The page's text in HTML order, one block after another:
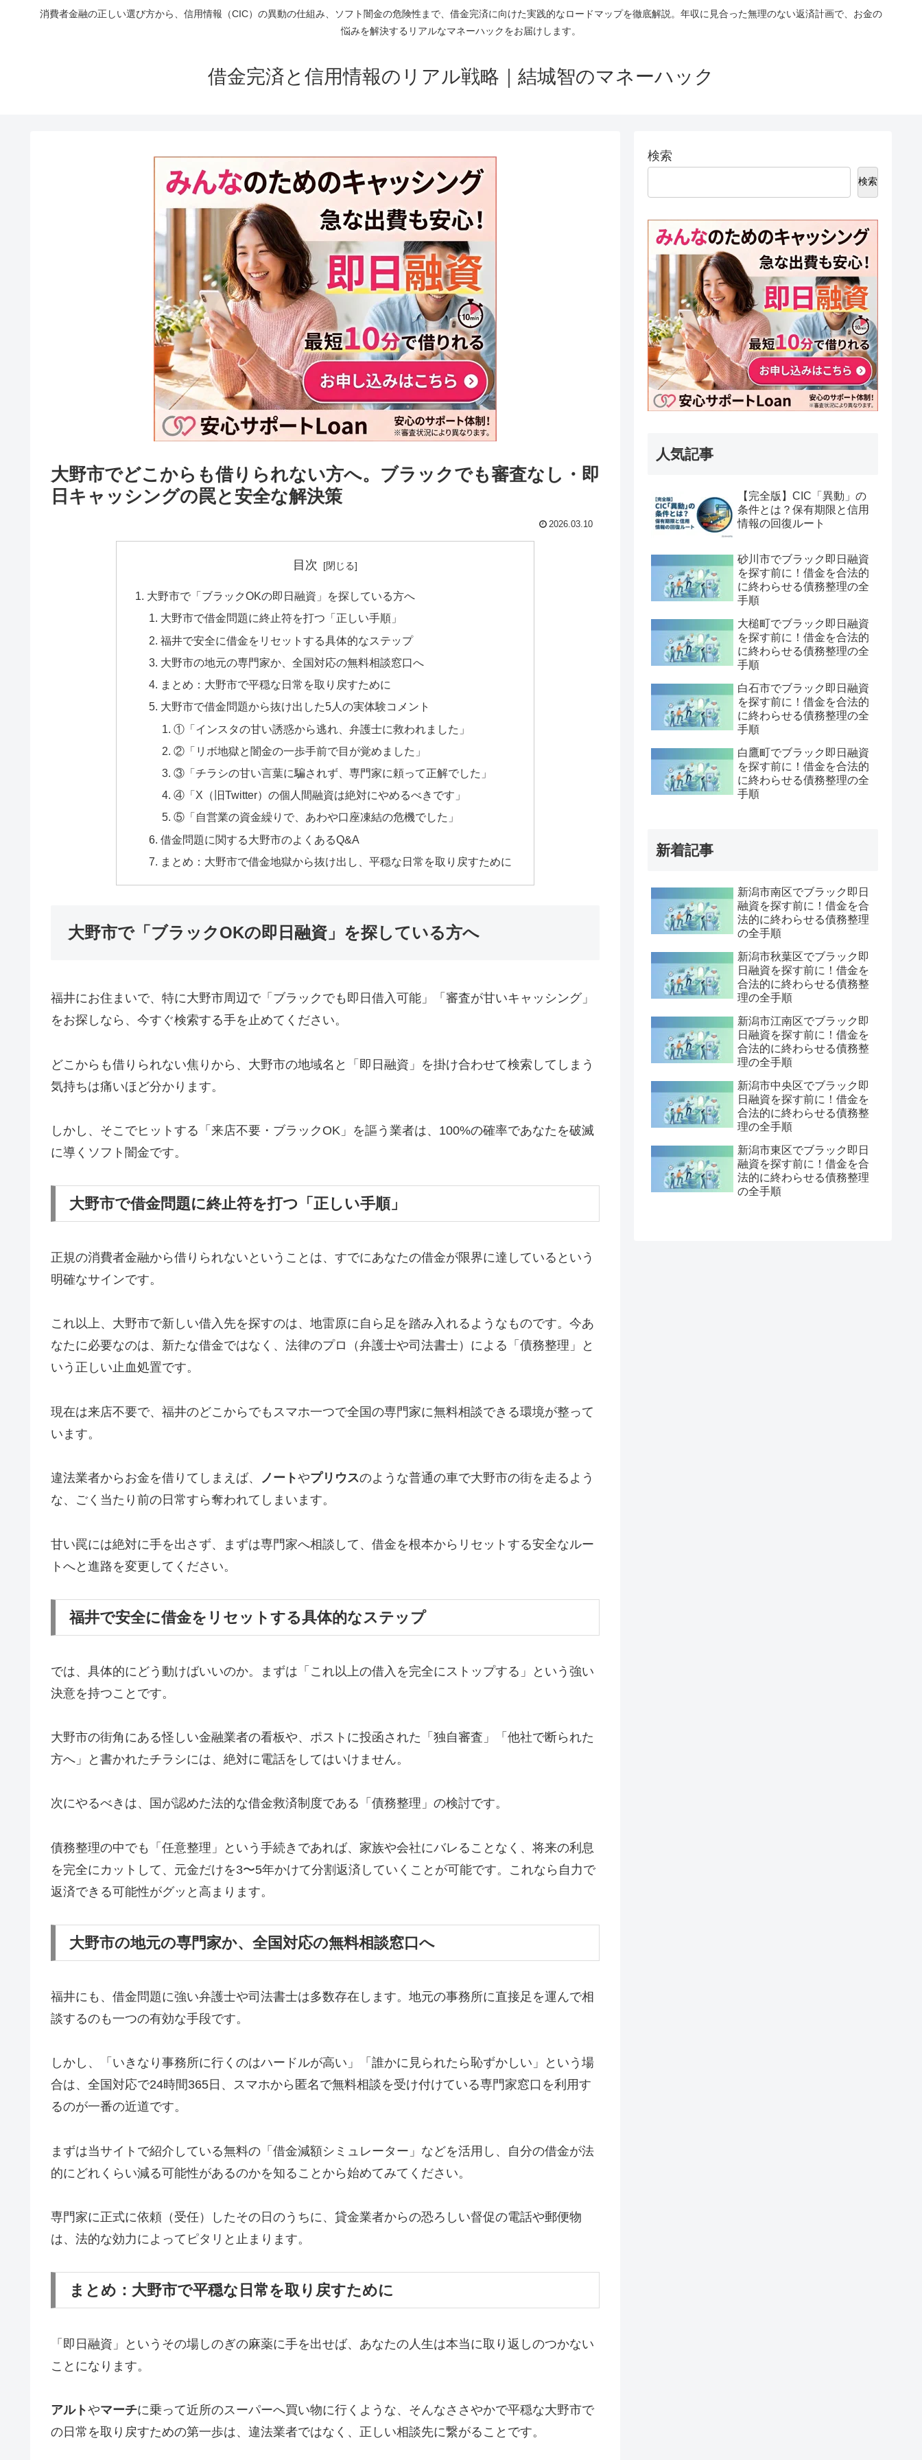
消費者金融の正しい選び方から、信用情報（CIC）の異動の仕組み、ソフト闇金の危険性まで、借金完済に向けた実践的なロードマップを徹底解説。年収に見合った無理のない返済計画で、お金の
悩みを解決するリアルなマネーハックをお届けします。
借金完済と信用情報のリアル戦略｜結城智のマネーハック
大野市でどこからも借りられない方へ。ブラックでも審査なし・即
日キャッシングの罠と安全な解決策
2026.03.10
目次
大野市で「ブラックOKの即日融資」を探している方へ
大野市で借金問題に終止符を打つ「正しい手順」
福井で安全に借金をリセットする具体的なステップ
大野市の地元の専門家か、全国対応の無料相談窓口へ
まとめ：大野市で平穏な日常を取り戻すために
大野市で借金問題から抜け出した5人の実体験コメント
①「インスタの甘い誘惑から逃れ、弁護士に救われました」
②「リボ地獄と闇金の一歩手前で目が覚めました」
③「チラシの甘い言葉に騙されず、専門家に頼って正解でした」
④「X（旧Twitter）の個人間融資は絶対にやめるべきです」
⑤「自営業の資金繰りで、あわや口座凍結の危機でした」
借金問題に関する大野市のよくあるQ&A
まとめ：大野市で借金地獄から抜け出し、平穏な日常を取り戻すために
大野市で「ブラックOKの即日融資」を探している方へ
福井にお住まいで、特に大野市周辺で「ブラックでも即日借入可能」「審査が甘いキャッシング」
をお探しなら、今すぐ検索する手を止めてください。
どこからも借りられない焦りから、大野市の地域名と「即日融資」を掛け合わせて検索してしまう
気持ちは痛いほど分かります。
しかし、そこでヒットする「来店不要・ブラックOK」を謳う業者は、100%の確率であなたを破滅
に導くソフト闇金です。
大野市で借金問題に終止符を打つ「正しい手順」
正規の消費者金融から借りられないということは、すでにあなたの借金が限界に達しているという
明確なサインです。
これ以上、大野市で新しい借入先を探すのは、地雷原に自ら足を踏み入れるようなものです。今あ
なたに必要なのは、新たな借金ではなく、法律のプロ（弁護士や司法書士）による「債務整理」と
いう正しい止血処置です。
現在は来店不要で、福井のどこからでもスマホ一つで全国の専門家に無料相談できる環境が整って
います。
違法業者からお金を借りてしまえば、 ノートやプリウスのような普通の車で大野市の街を走るよう
な、ごく当たり前の日常すら奪われてしまいます。
甘い罠には絶対に手を出さず、まずは専門家へ相談して、借金を根本からリセットする安全なルー
トへと進路を変更してください。
福井で安全に借金をリセットする具体的なステップ
では、具体的にどう動けばいいのか。まずは「これ以上の借入を完全にストップする」という強い
決意を持つことです。
大野市の街角にある怪しい金融業者の看板や、ポストに投函された「独自審査」「他社で断られた
方へ」と書かれたチラシには、絶対に電話をしてはいけません。
次にやるべきは、国が認めた法的な借金救済制度である「債務整理」の検討です。
債務整理の中でも「任意整理」という手続きであれば、家族や会社にバレることなく、将来の利息
を完全にカットして、元金だけを3〜5年かけて分割返済していくことが可能です。これなら自力で
返済できる可能性がグッと高まります。
大野市の地元の専門家か、全国対応の無料相談窓口へ
福井にも、借金問題に強い弁護士や司法書士は多数存在します。地元の事務所に直接足を運んで相
談するのも一つの有効な手段です。
しかし、「いきなり事務所に行くのはハードルが高い」「誰かに見られたら恥ずかしい」という場
合は、全国対応で24時間365日、スマホから匿名で無料相談を受け付けている専門家窓口を利用す
るのが一番の近道です。
まずは当サイトで紹介している無料の「借金減額シミュレーター」などを活用し、自分の借金が法
的にどれくらい減る可能性があるのかを知ることから始めてみてください。
専門家に正式に依頼（受任）したその日のうちに、貸金業者からの恐ろしい督促の電話や郵便物
は、法的な効力によってピタリと止まります。
まとめ：大野市で平穏な日常を取り戻すために
「即日融資」というその場しのぎの麻薬に手を出せば、あなたの人生は本当に取り返しのつかない
ことになります。
アルトやマーチに乗って近所のスーパーへ買い物に行くような、そんなささやかで平穏な大野市で
の日常を取り戻すための第一歩は、違法業者ではなく、正しい相談先に繋がることです。
検索
検索
人気記事
【完全版】CIC「異動」の
条件とは？保有期限と信用
情報の回復ルート
砂川市でブラック即日融資
を探す前に！借金を合法的
に終わらせる債務整理の全
手順
大槌町でブラック即日融資
を探す前に！借金を合法的
に終わらせる債務整理の全
手順
白石市でブラック即日融資
を探す前に！借金を合法的
に終わらせる債務整理の全
手順
白鷹町でブラック即日融資
を探す前に！借金を合法的
に終わらせる債務整理の全
手順
新着記事
新潟市南区でブラック即日
融資を探す前に！借金を合
法的に終わらせる債務整理
の全手順
新潟市秋葉区でブラック即
日融資を探す前に！借金を
合法的に終わらせる債務整
理の全手順
新潟市江南区でブラック即
日融資を探す前に！借金を
合法的に終わらせる債務整
理の全手順
新潟市中央区でブラック即
日融資を探す前に！借金を
合法的に終わらせる債務整
理の全手順
新潟市東区でブラック即日
融資を探す前に！借金を合
法的に終わらせる債務整理
の全手順